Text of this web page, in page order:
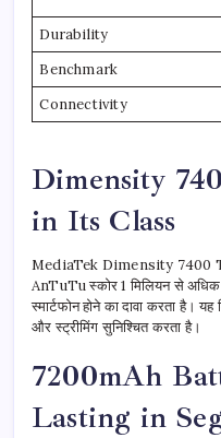
Durability
Benchmark
Connectivity
Dimensity
in Its Class
MediaTek Dimensity 7400
AnTuTu स्कोर 1 मिलियन से
स्मार्टफोन होने का दावा करता है।
और स्ट्रीमिंग सुनिश्चित करता है।
7200mAh
Lasting in